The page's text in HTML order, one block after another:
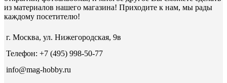
из материалов нашего магазина! Приходите к нам, мы рады
каждому посетителю!
г. Москва, ул. Нижегородская, 9в
Телефон: +7 (495) 998-50-77
info@mag-hobby.ru